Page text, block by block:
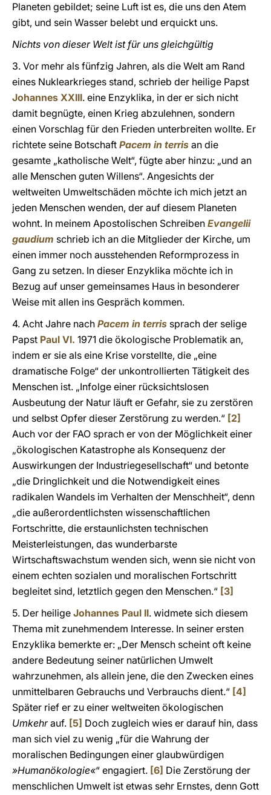
Planeten gebildet; seine Luft ist es, die uns den Atem
gibt, und sein Wasser belebt und erquickt uns.
Nichts von dieser Welt ist für uns gleichgültig
3. Vor mehr als fünfzig Jahren, als die Welt am Rand
eines Nuklearkrieges stand, schrieb der heilige Papst
Johannes XXIII. eine Enzyklika, in der er sich nicht
damit begnügte, einen Krieg abzulehnen, sondern
einen Vorschlag für den Frieden unterbreiten wollte. Er
richtete seine Botschaft Pacem in terris an die
gesamte „katholische Welt“, fügte aber hinzu: „und an
alle Menschen guten Willens“. Angesichts der
weltweiten Umweltschäden möchte ich mich jetzt an
jeden Menschen wenden, der auf diesem Planeten
wohnt. In meinem Apostolischen Schreiben Evangelii
gaudium schrieb ich an die Mitglieder der Kirche, um
einen immer noch ausstehenden Reformprozess in
Gang zu setzen. In dieser Enzyklika möchte ich in
Bezug auf unser gemeinsames Haus in besonderer
Weise mit allen ins Gespräch kommen.
4. Acht Jahre nach Pacem in terris sprach der selige
Papst Paul VI. 1971 die ökologische Problematik an,
indem er sie als eine Krise vorstellte, die „eine
dramatische Folge“ der unkontrollierten Tätigkeit des
Menschen ist. „Infolge einer rücksichtslosen
Ausbeutung der Natur läuft er Gefahr, sie zu zerstören
und selbst Opfer dieser Zerstörung zu werden.“ [2]
Auch vor der FAO sprach er von der Möglichkeit einer
„ökologischen Katastrophe als Konsequenz der
Auswirkungen der Industriegesellschaft“ und betonte
„die Dringlichkeit und die Notwendigkeit eines
radikalen Wandels im Verhalten der Menschheit“, denn
„die außerordentlichsten wissenschaftlichen
Fortschritte, die erstaunlichsten technischen
Meisterleistungen, das wunderbarste
Wirtschaftswachstum wenden sich, wenn sie nicht von
einem echten sozialen und moralischen Fortschritt
begleitet sind, letztlich gegen den Menschen.“ [3]
5. Der heilige Johannes Paul II. widmete sich diesem
Thema mit zunehmendem Interesse. In seiner ersten
Enzyklika bemerkte er: „Der Mensch scheint oft keine
andere Bedeutung seiner natürlichen Umwelt
wahrzunehmen, als allein jene, die den Zwecken eines
unmittelbaren Gebrauchs und Verbrauchs dient.“ [4]
Später rief er zu einer weltweiten ökologischen
Umkehrauf. [5] Doch zugleich wies er darauf hin, dass
man sich viel zu wenig „für die Wahrung der
moralischen Bedingungen einer glaubwürdigen
»Humanökologie«“ engagiert. [6] Die Zerstörung der
menschlichen Umwelt ist etwas sehr Ernstes, denn Gott